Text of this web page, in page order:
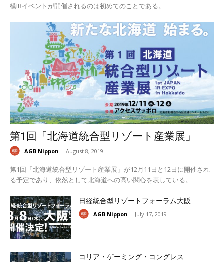
模IRイベントが開催されるのは初めてのことである。
第1回「北海道統合型リゾート産業展」
AGB Nippon - August 8, 2019
第1回「北海道統合型リゾート産業展」が12月11日と12日に開催され
る予定であり、依然として北海道への高い関心を表している。
日経統合型リゾートフォーラム大阪
AGB Nippon - July 17, 2019
コリア・ゲーミング・コングレス